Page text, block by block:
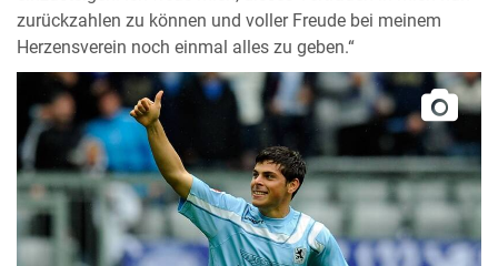
zurückzahlen zu können und voller Freude bei meinem
Herzensverein noch einmal alles zu geben.“